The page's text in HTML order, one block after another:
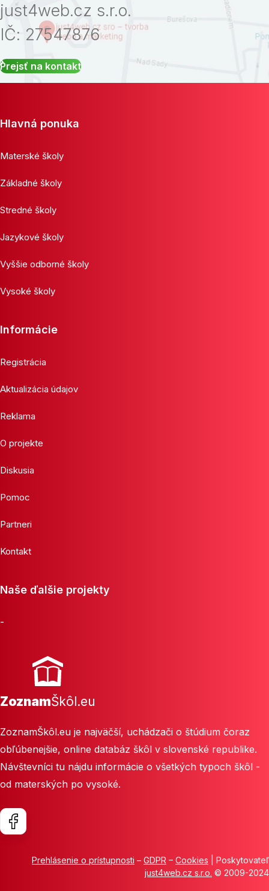
just4web.cz s.r.o.
IČ: 27547876
Prejsť na kontakt
Hlavná ponuka
Materské školy
Základné školy
Stredné školy
Jazykové školy
Vyššie odborné školy
Vysoké školy
Informácie
Registrácia
Aktualizácia údajov
Reklama
O projekte
Diskusia
Pomoc
Partneri
Kontakt
Naše ďalšie projekty
-
ZoznamŠkôl.eu
ZoznamŠkôl.eu je najväčší, uchádzači o štúdium čoraz
obľúbenejšie, online databáz škôl v slovenské republike.
Návštevníci tu nájdu informácie o všetkých typoch škôl -
od materských po vysoké.
Prehlásenie o prístupnosti – GDPR – Cookies | Poskytovateľ
just4web.cz s.r.o. © 2009-2024